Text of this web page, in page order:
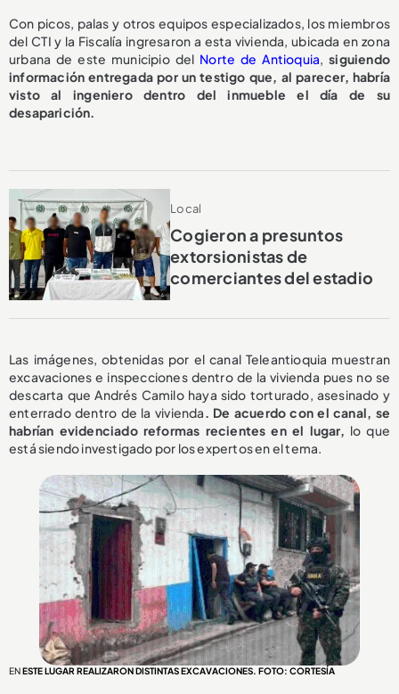
Con picos, palas y otros equipos especializados, los miembros
del CTI y la Fiscalía ingresaron a esta vivienda, ubicada en zona
urbana de este municipio del Norte de Antioquia, siguiendo
información entregada por un testigo que, al parecer, habría
visto al ingeniero dentro del inmueble el día de su
desaparición.
Local
Cogieron a presuntos
extorsionistas de
comerciantes del estadio
Las imágenes, obtenidas por el canal Teleantioquia muestran
excavaciones e inspecciones dentro de la vivienda pues no se
descarta que Andrés Camilo haya sido torturado, asesinado y
enterrado dentro de la vivienda. De acuerdo con el canal, se
habrían evidenciado reformas recientes en el lugar, lo que
está siendo investigado por los expertos en el tema.
ENESTE LUGAR REALIZARON DISTINTAS EXCAVACIONES. FOTO: CORTESÍA